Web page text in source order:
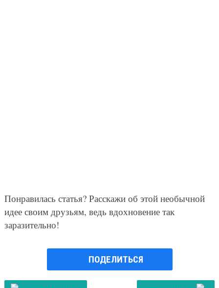
Понравилась статья? Расскажи об этой необычной
идее своим друзьям, ведь вдохновение так
заразительно!
ПОДЕЛИТЬСЯ